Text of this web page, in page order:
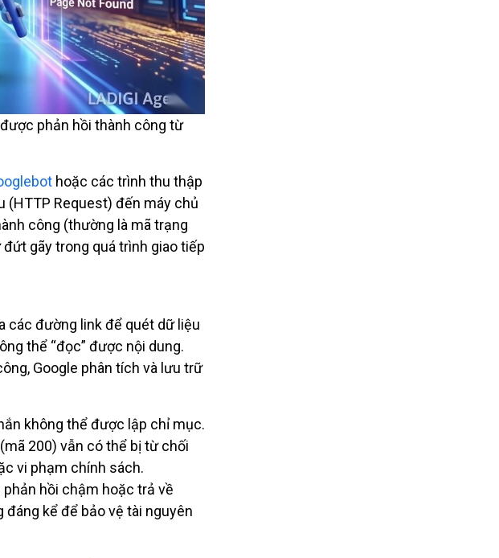
phản hồi thành công từ
hoặc các trình thu thập
(HTTP Request) đến máy chủ
công (thường là mã trạng
đứt gãy trong quá trình giao tiếp
các đường link để quét dữ liệu
thể “đọc” được nội dung.
Google phân tích và lưu trữ
không thể được lập chỉ mục.
200) vẫn có thể bị từ chối
vi phạm chính sách.
hồi chậm hoặc trả về
kể để bảo vệ tài nguyên